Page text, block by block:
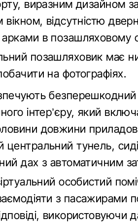
виразним дизайном
вікном, відсутністю
в позашляховому
позашляховик має
на фотографіях.
інтер’єру, який
довжини
центральний тунель,
дах з автоматичним
особистий
з пасажирами
використовуючи